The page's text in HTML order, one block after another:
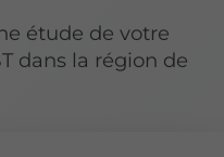
étude de votre
dans la région de